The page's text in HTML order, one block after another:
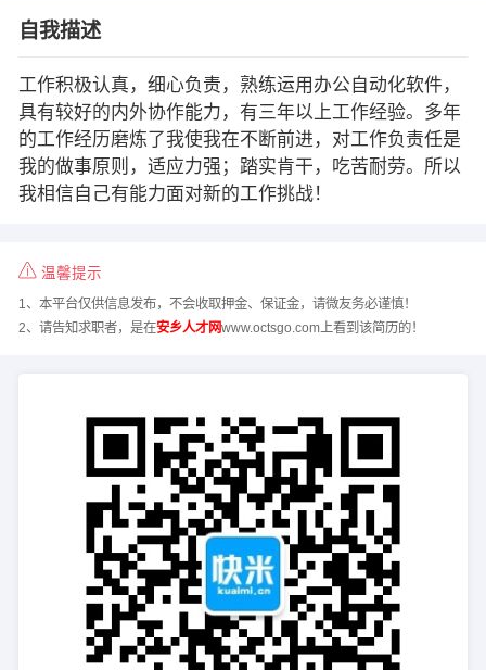
自我描述
工作积极认真，细心负责，熟练运用办公自动化软件，
具有较好的内外协作能力，有三年以上工作经验。多年
的工作经历磨炼了我使我在不断前进，对工作负责任是
我的做事原则，适应力强；踏实肯干，吃苦耐劳。所以
我相信自己有能力面对新的工作挑战！
温馨提示
1、本平台仅供信息发布，不会收取押金、保证金，请微友务必谨慎！
2、请告知求职者，是在安乡人才网www.octsgo.com上看到该简历的！